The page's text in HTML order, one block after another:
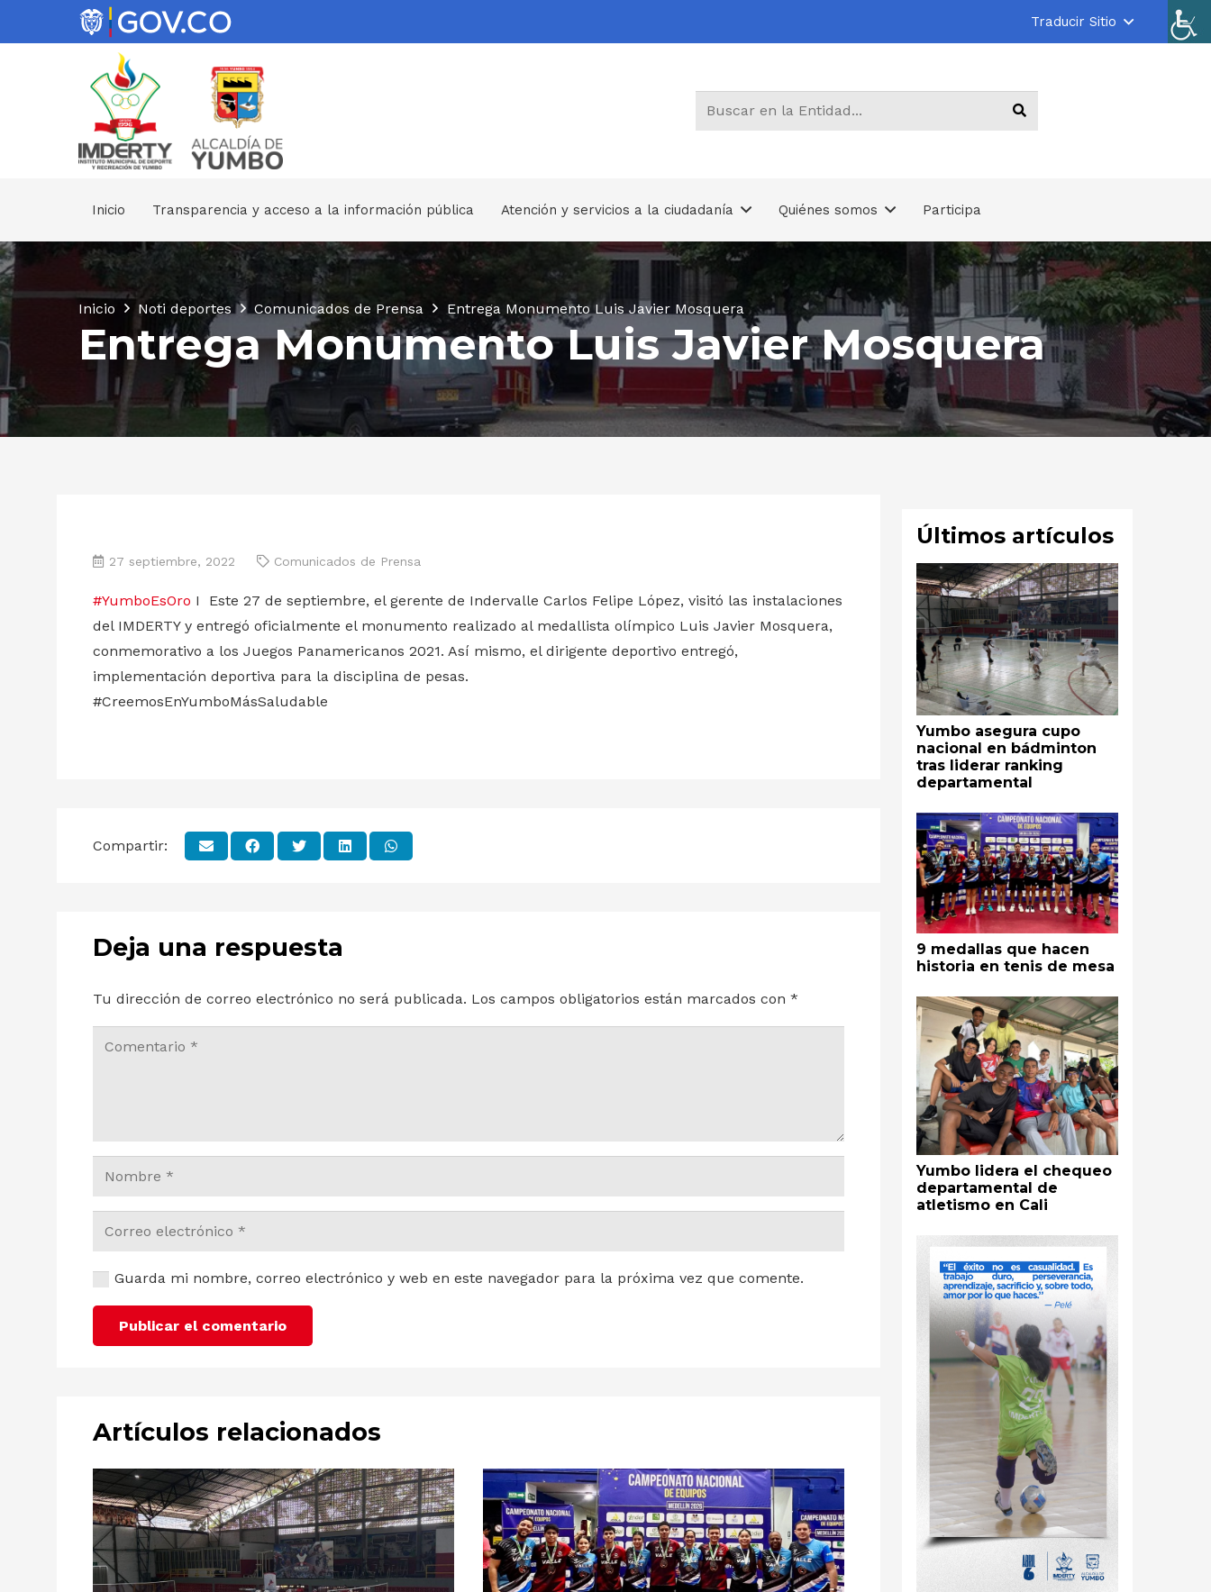
Traducir Sitio
Inicio Transparencia y acceso a la información pública Atención y servicios a la ciudadanía Quiénes somos Participa
Inicio Noti deportes Comunicados de Prensa Entrega Monumento Luis Javier Mosquera
Entrega Monumento Luis Javier Mosquera
27 septiembre, 2022 Comunicados de Prensa
#YumboEsOro I Este 27 de septiembre, el gerente de Indervalle Carlos Felipe López, visitó las instalaciones
del IMDERTY y entregó oficialmente el monumento realizado al medallista olímpico Luis Javier Mosquera,
conmemorativo a los Juegos Panamericanos 2021. Así mismo, el dirigente deportivo entregó,
implementación deportiva para la disciplina de pesas.
#CreemosEnYumboMásSaludable
Compartir:
Deja una respuesta
Tu dirección de correo electrónico no será publicada. Los campos obligatorios están marcados con *
Guarda mi nombre, correo electrónico y web en este navegador para la próxima vez que comente.
Publicar el comentario
Artículos relacionados
Últimos artículos
Yumbo asegura cupo
nacional en bádminton
tras liderar ranking
departamental
9 medallas que hacen
historia en tenis de mesa
Yumbo lidera el chequeo
departamental de
atletismo en Cali